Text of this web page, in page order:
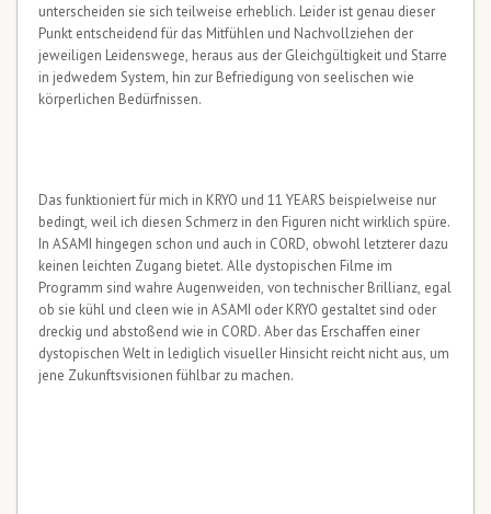
unterscheiden sie sich teilweise erheblich. Leider ist genau dieser
Punkt entscheidend für das Mitfühlen und Nachvollziehen der
jeweiligen Leidenswege, heraus aus der Gleichgültigkeit und Starre
in jedwedem System, hin zur Befriedigung von seelischen wie
körperlichen Bedürfnissen.
Das funktioniert für mich in KRYO und 11 YEARS beispielweise nur
bedingt, weil ich diesen Schmerz in den Figuren nicht wirklich spüre.
In ASAMI hingegen schon und auch in CORD, obwohl letzterer dazu
keinen leichten Zugang bietet. Alle dystopischen Filme im
Programm sind wahre Augenweiden, von technischer Brillianz, egal
ob sie kühl und cleen wie in ASAMI oder KRYO gestaltet sind oder
dreckig und abstoßend wie in CORD. Aber das Erschaffen einer
dystopischen Welt in lediglich visueller Hinsicht reicht nicht aus, um
jene Zukunftsvisionen fühlbar zu machen.